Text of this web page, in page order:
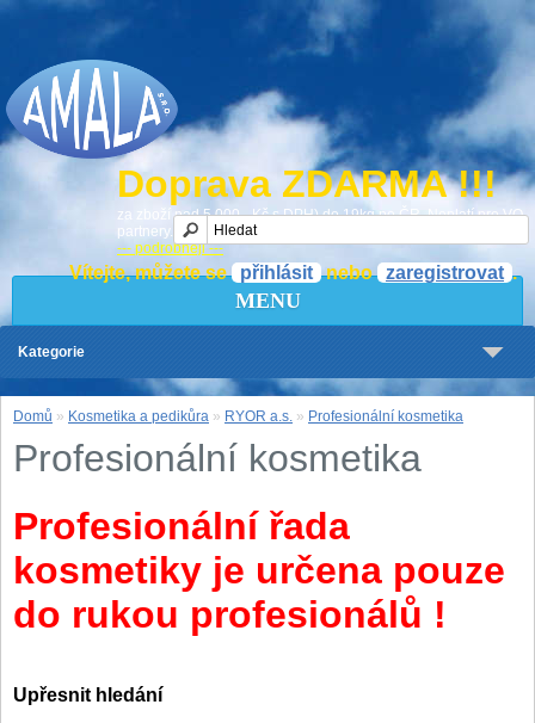
Doprava ZDARMA !!!
za zboží nad 5 000,- Kč s DPH) do 19kg po ČR. Neplatí pro VO
partnery.
--- podrobněji ---
Vítejte, můžete se přihlásit nebo zaregistrovat .
MENU
Kategorie
Domů » Kosmetika a pedikůra » RYOR a.s. » Profesionální kosmetika
Profesionální kosmetika
Profesionální řada
kosmetiky je určena pouze
do rukou profesionálů !
Upřesnit hledání